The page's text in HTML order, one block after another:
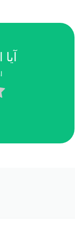
از ۱ تا ۵ چه